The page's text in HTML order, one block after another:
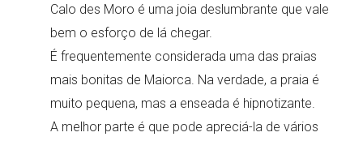
Calo des Moro é uma joia deslumbrante que vale
bem o esforço de lá chegar.
É frequentemente considerada uma das praias
mais bonitas de Maiorca. Na verdade, a praia é
muito pequena, mas a enseada é hipnotizante.
A melhor parte é que pode apreciá-la de vários